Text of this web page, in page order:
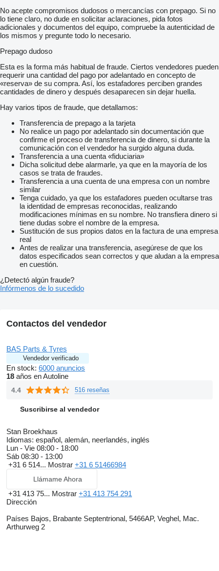
No acepte compromisos dudosos o mercancías con prepago. Si no
lo tiene claro, no dude en solicitar aclaraciones, pida fotos
adicionales y documentos del equipo, compruebe la autenticidad de
los mismos y pregunte todo lo necesario.
Prepago dudoso
Esta es la forma más habitual de fraude. Ciertos vendedores pueden
requerir una cantidad del pago por adelantado en concepto de
«reserva» de su compra. Así, los estafadores perciben grandes
cantidades de dinero y después desaparecen sin dejar huella.
Hay varios tipos de fraude, que detallamos:
Transferencia de prepago a la tarjeta
No realice un pago por adelantado sin documentación que
confirme el proceso de transferencia de dinero, si durante la
comunicación con el vendedor ha surgido alguna duda.
Transferencia a una cuenta «fiduciaria»
Dicha solicitud debe alarmarle, ya que en la mayoría de los
casos se trata de fraudes.
Transferencia a una cuenta de una empresa con un nombre
similar
Tenga cuidado, ya que los estafadores pueden ocultarse tras
la identidad de empresas reconocidas, realizando
modificaciones mínimas en su nombre. No transfiera dinero si
tiene dudas sobre el nombre de la empresa.
Sustitución de sus propios datos en la factura de una empresa
real
Antes de realizar una transferencia, asegúrese de que los
datos especificados sean correctos y que aludan a la empresa
en cuestión.
¿Detectó algún fraude?
Infórmenos de lo sucedido
Contactos del vendedor
BAS Parts & Tyres
Vendedor verificado
En stock: 6000 anuncios
18 años en Autoline
4.4 516 reseñas
Suscribirse al vendedor
Stan Broekhaus
Idiomas: español, alemán, neerlandés, inglés
Lun - Vie 08:00 - 18:00
Sáb 08:30 - 13:00
+31 6 514... Mostrar +31 6 51466984
Llámame Ahora
+31 413 75... Mostrar +31 413 754 291
Dirección
Países Bajos, Brabante Septentrional, 5466AP, Veghel, Mac.
Arthurweg 2